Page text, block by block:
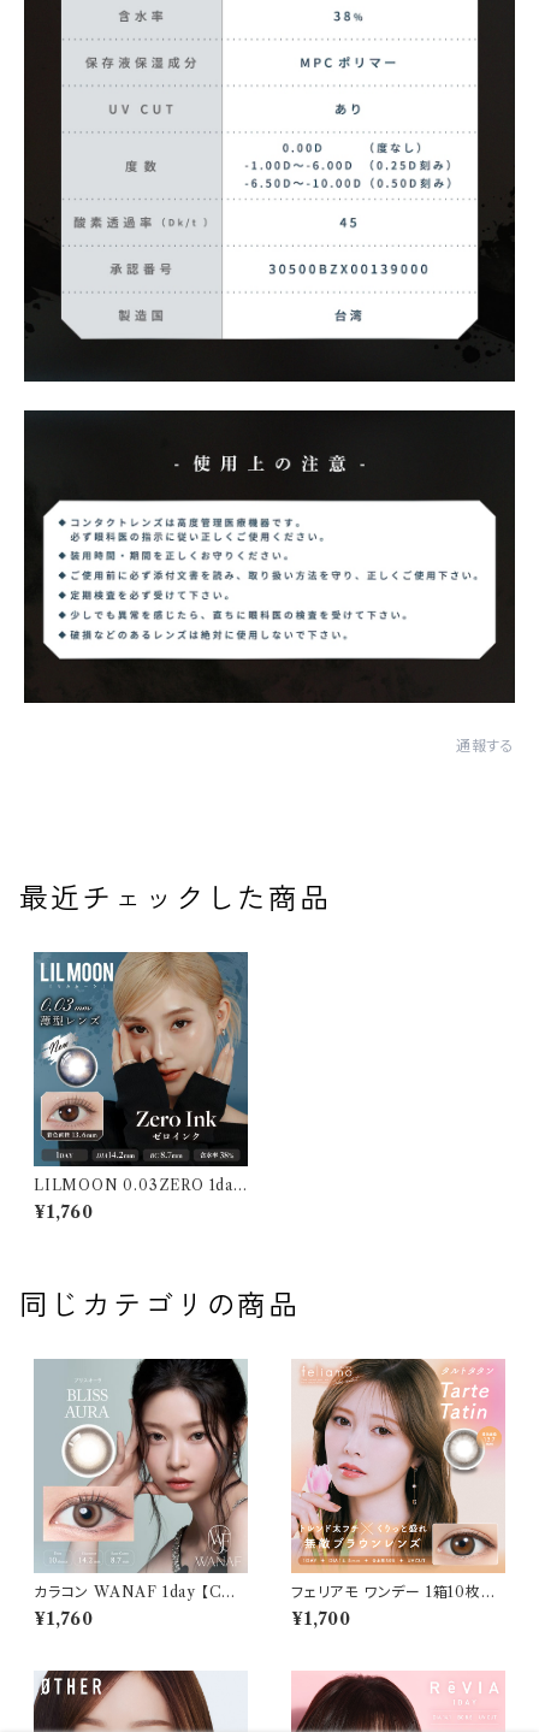
通報する
最近チェックした商品
LILMOON 0.03ZERO 1day
リルムーンゼロシリーズワンデ
ー ゼロインク (1箱10枚入り)
¥1,760
同じカテゴリの商品
カラコン WANAF 1day 【COL
OR：ブリスオーラ】1箱 10枚入
ワナフ ワンデー キムミンジュ K
レンズ
¥1,760
フェリアモ ワンデー 1箱10枚入
り【COLOR：タルトタタン】 白石
麻衣（まいやん） イメージモデ
ンタクトレンズ
¥1,700